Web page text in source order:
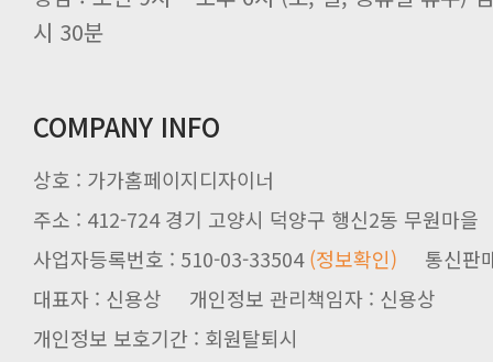
시 30분
COMPANY INFO
상호 : 가가홈페이지디자이너
주소 : 412-724 경기 고양시 덕양구 행신2동 무원마을
사업자등록번호 : 510-03-33504(정보확인) 통신판
대표자 : 신용상 개인정보 관리책임자 : 신용상
개인정보 보호기간 : 회원탈퇴시